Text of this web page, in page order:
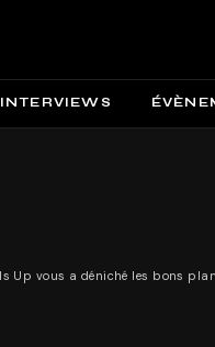
INTERVIEWS